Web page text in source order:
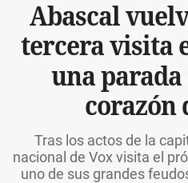
Abascal
tercera visita
una parada
corazón
Tras los actos de la
nacional de Vox visita el
uno de sus grandes